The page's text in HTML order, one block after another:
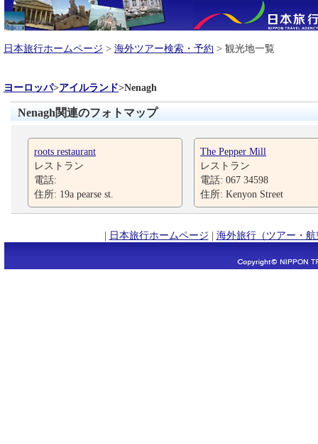
日本旅行ホームページ > 海外ツアー検索・予約 > 観光地一覧
ヨーロッパ>アイルランド>Nenagh
Nenagh関連のフォトマップ
roots restaurant
レストラン
電話:
住所: 19a pearse st.
The Pepper Mill
レストラン
電話: 067 34598
住所: Kenyon Street
| 日本旅行ホームページ | 海外旅行（ツアー・航